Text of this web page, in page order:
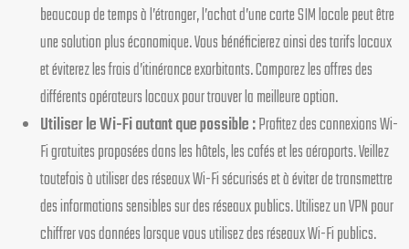
beaucoup de temps à l’étranger, l’achat d’une carte SIM locale peut être
une solution plus économique. Vous bénéficierez ainsi des tarifs locaux
et éviterez les frais d’itinérance exorbitants. Comparez les offres des
différents opérateurs locaux pour trouver la meilleure option.
Utiliser le Wi-Fi autant que possible :Profitez des connexions Wi-
Fi gratuites proposées dans les hôtels, les cafés et les aéroports. Veillez
toutefois à utiliser des réseaux Wi-Fi sécurisés et à éviter de transmettre
des informations sensibles sur des réseaux publics. Utilisez un VPN pour
chiffrer vos données lorsque vous utilisez des réseaux Wi-Fi publics.